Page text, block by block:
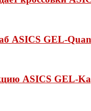
ASICS GEL-
ASICS GEL-